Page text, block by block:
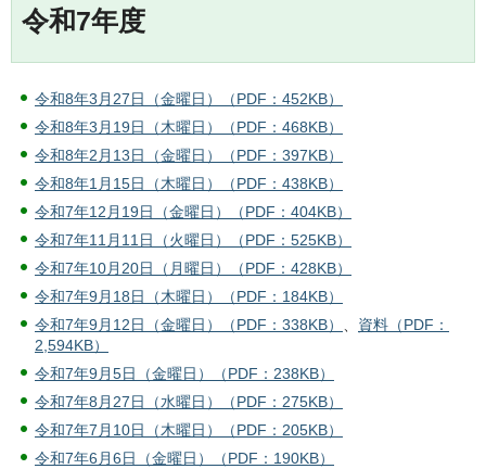
令和7年度
令和8年3月27日（金曜日）（PDF：452KB）
令和8年3月19日（木曜日）（PDF：468KB）
令和8年2月13日（金曜日）（PDF：397KB）
令和8年1月15日（木曜日）（PDF：438KB）
令和7年12月19日（金曜日）（PDF：404KB）
令和7年11月11日（火曜日）（PDF：525KB）
令和7年10月20日（月曜日）（PDF：428KB）
令和7年9月18日（木曜日）（PDF：184KB）
令和7年9月12日（金曜日）（PDF：338KB）
資料（PDF：
2,594KB）
令和7年9月5日（金曜日）（PDF：238KB）
令和7年8月27日（水曜日）（PDF：275KB）
令和7年7月10日（木曜日）（PDF：205KB）
令和7年6月6日（金曜日）（PDF：190KB）